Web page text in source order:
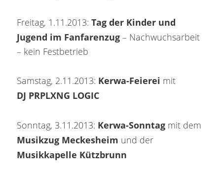
Freitag, 1.11.2013:Tag der Kinder und
Jugend im Fanfarenzug– Nachwuchsarbeit
– kein Festbetrieb
Samstag, 2.11.2013: Kerwa-Feierei mit
DJ PRPLXNG LOGIC
Sonntag, 3.11.2013: Kerwa-Sonntag mit dem
Musikzug Meckesheim und der
Musikkapelle Kützbrunn